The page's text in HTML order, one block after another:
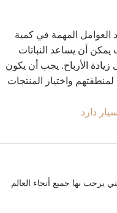
العوامل المهمة في كمية
يمكن أن يساعد النباتات
الأرباح. يجب أن يكون
واختيار المنتجات
يرحب بها جميع أنحاء العالم